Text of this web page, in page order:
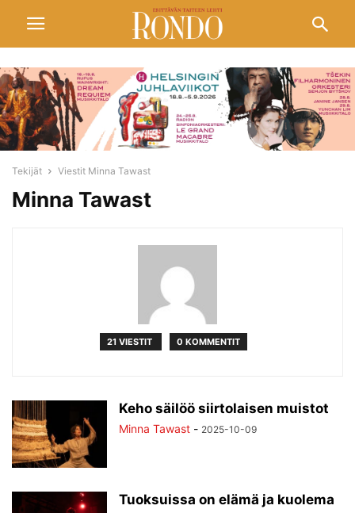
Tekijät Viestit Minna Tawast
Minna Tawast
21 VIESTIT 0 KOMMENTIT
Keho säilöö siirtolaisen muistot
Minna Tawast - 2025-10-09
Tuoksuissa on elämä ja kuolema